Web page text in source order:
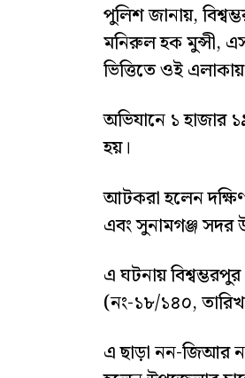
পুলিশ জানায়,
মনিরুল হক মুন্সী,
ভিত্তিতে ওই
অভিযানে ১ হাজার
হয়।
আটকরা হলেন
এবং সুনামগঞ্জ সদর
এ ঘটনায়
(নং-১৮/১৪০,
এ ছাড়া নন-জিআর